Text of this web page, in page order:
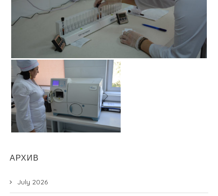
АРХИВ
July 2026